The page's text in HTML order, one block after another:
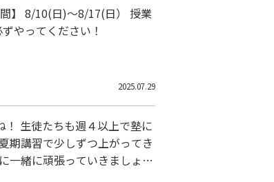
】 8/10(日)～8/17(日） 授業
やってください！
2025.07.29
生徒たちも週４以上で塾に
期講習で少しずつ上がってき
一緒に頑張っていきましょ